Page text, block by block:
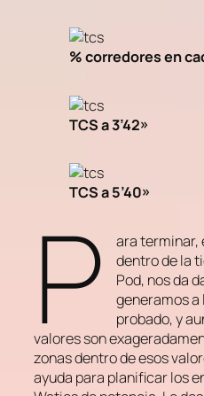
% corredores en
TCS a 3’42»
TCS a 5’40»
P
ara terminar,
dentro de la
Pod, nos da
generamos a
probado, y
valores son
zonas dentro de esos
ayuda para planificar los